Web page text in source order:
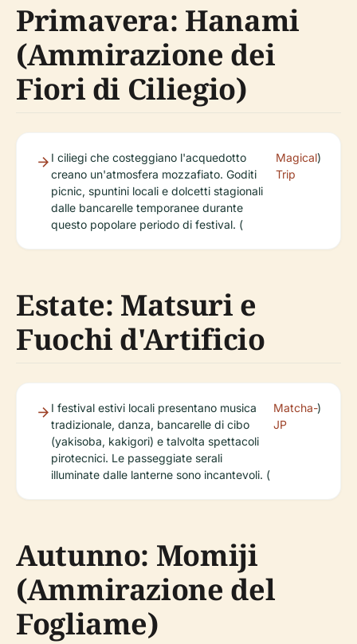
Primavera: Hanami
(Ammirazione dei
Fiori di Ciliegio)
I ciliegi che costeggiano l'acquedotto
creano un'atmosfera mozzafiato. Goditi
picnic, spuntini locali e dolcetti stagionali
dalle bancarelle temporanee durante
questo popolare periodo di festival. (
Magical
Trip
)
Estate: Matsuri e
Fuochi d'Artificio
I festival estivi locali presentano musica
tradizionale, danza, bancarelle di cibo
(yakisoba, kakigori) e talvolta spettacoli
pirotecnici. Le passeggiate serali
illuminate dalle lanterne sono incantevoli. (
Matcha-
JP
)
Autunno: Momiji
(Ammirazione del
Fogliame)